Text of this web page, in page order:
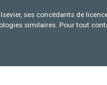
ses concédants de
similaires. Pour tout